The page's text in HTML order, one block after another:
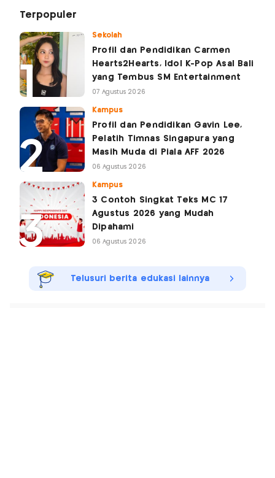
Terpopuler
Sekolah
Profil dan Pendidikan Carmen
Hearts2Hearts, Idol K-Pop Asal Bali
yang Tembus SM Entertainment
07 Agustus 2026
Kampus
Profil dan Pendidikan Gavin Lee,
Pelatih Timnas Singapura yang
Masih Muda di Piala AFF 2026
06 Agustus 2026
Kampus
3 Contoh Singkat Teks MC 17
Agustus 2026 yang Mudah
Dipahami
06 Agustus 2026
Telusuri berita edukasi lainnya